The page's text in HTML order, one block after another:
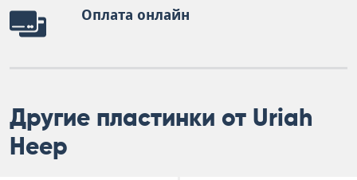
Оплата онлайн
Другие пластинки от Uriah
Heep